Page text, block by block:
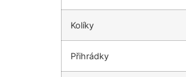
Kolíky
Přihrádky